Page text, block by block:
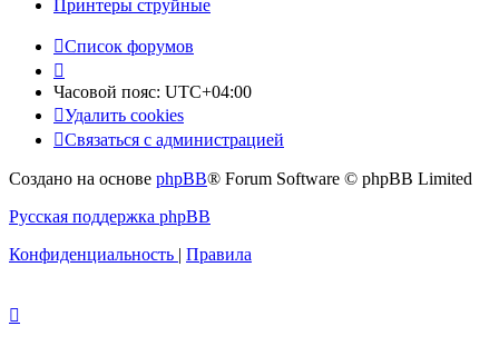
Принтеры струйные
Список форумов
Часовой пояс: UTC+04:00
Удалить cookies
Связаться с администрацией
Создано на основе phpBB® Forum Software © phpBB Limited
Русская поддержка phpBB
Конфиденциальность | Правила